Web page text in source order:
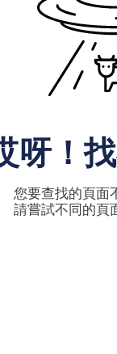
呀！
您要查找的頁面
請嘗試不同的頁